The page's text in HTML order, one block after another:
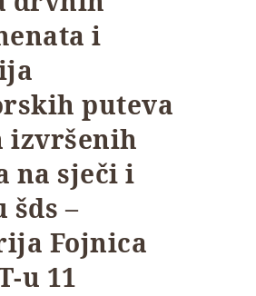
i
puteva
izvršenih
na sječi i
šds –
Fojnica
u 11